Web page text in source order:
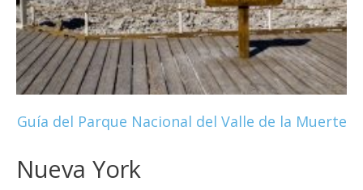
Guía del Parque Nacional del Valle de la Muerte
Nueva York